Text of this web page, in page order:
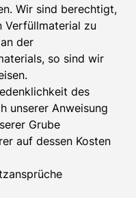
Wir sind berechtigt,
Verfüllmaterial zu
der
so sind wir
des
unserer Anweisung
Grube
auf dessen Kosten